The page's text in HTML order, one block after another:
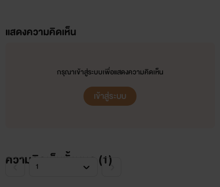
แสดงความคิดเห็น
กรุณาเข้าสู่ระบบเพื่อแสดงความคิดเห็น
เข้าสู่ระบบ
ความคิดเห็นทั้งหมด (1)